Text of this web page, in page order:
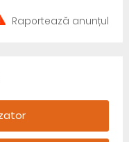
Raportează anunțul